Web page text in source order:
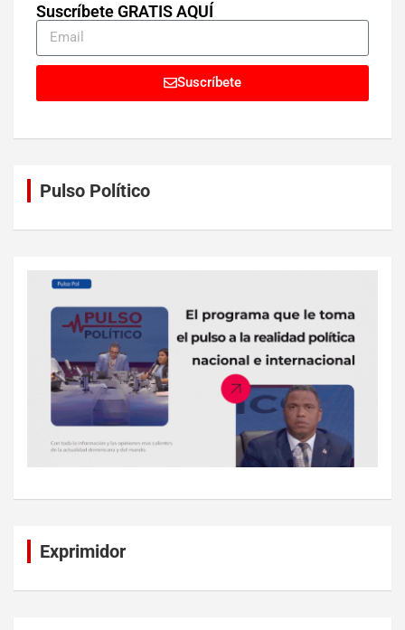
Suscríbete GRATIS AQUÍ
Suscríbete
Pulso Político
Exprimidor